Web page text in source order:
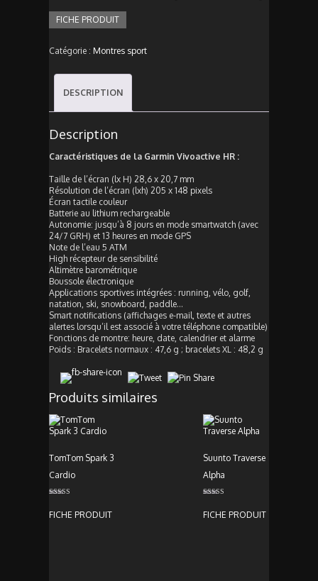
FICHE PRODUIT
Catégorie : Montres sport
DESCRIPTION
Description
Caractéristiques de la Garmin Vivoactive HR :
Taille de l’écran (lx H) 28,6 x 20,7 mm
Résolution de l’écran (lxh) 205 x 148 pixels
Écran tactile couleur
Batterie au lithium rechargeable
Autonomie: jusqu’à 8 jours en mode smartwatch (avec
24/7 GRH) et 13 heures en mode GPS
Note de l’eau 5 ATM
High récepteur de sensibilité
Altimètre barométrique
Boussole électronique
Applications sportives intégrées : running, vélo, golf,
natation, ski, snowboard, paddle…
Smart notifications (affichages e-mail, texte et autres
alertes lorsqu’il est associé à votre téléphone compatible)
Fonctions de montre: heure, date, calendrier et alarme
Poids : Bracelets normaux : 47,6 g ; bracelets XL : 48,2 g
Produits similaires
TomTom Spark 3
Cardio
sur 5
FICHE PRODUIT
Suunto Traverse
Alpha
sur 5
FICHE PRODUIT